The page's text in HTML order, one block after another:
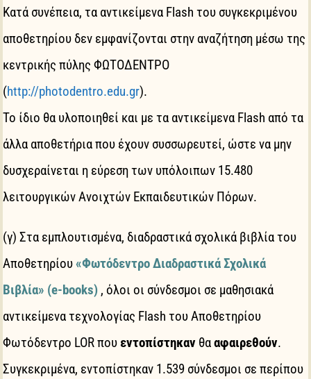
Κατά συνέπεια, τα αντικείμενα Flash του συγκεκριμένου
αποθετηρίου δεν εμφανίζονται στην αναζήτηση μέσω της
κεντρικής πύλης ΦΩΤΟΔΕΝΤΡΟ
(http://photodentro.edu.gr).
Το ίδιο θα υλοποιηθεί και με τα αντικείμενα Flash από τα
άλλα αποθετήρια που έχουν συσσωρευτεί, ώστε να μην
δυσχεραίνεται η εύρεση των υπόλοιπων 15.480
λειτουργικών Ανοιχτών Εκπαιδευτικών Πόρων.
(γ) Στα εμπλουτισμένα, διαδραστικά σχολικά βιβλία του
Αποθετηρίου«Φωτόδεντρο Διαδραστικά Σχολικά
Βιβλία» (e-books) , όλοι οι σύνδεσμοι σε μαθησιακά
αντικείμενα τεχνολογίας Flash του Αποθετηρίου
Φωτόδεντρο LOR που εντοπίστηκαν θααφαιρεθούν.
Συγκεκριμένα, εντοπίστηκαν 1.539 σύνδεσμοι σε περίπου